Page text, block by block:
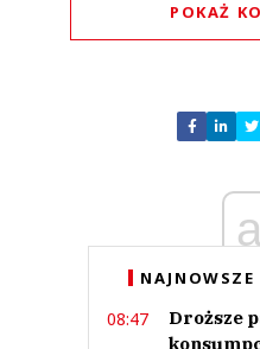
POKAŻ
Nie
Zostaw
08:47
Droższe